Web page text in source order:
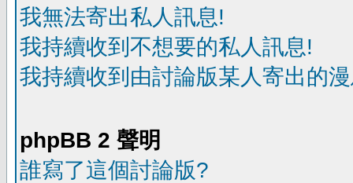
我無法寄出私人訊息!
我持續收到不想要的私人訊息!
我持續收到由討論版某人寄出的
phpBB 2 聲明
誰寫了這個討論版?